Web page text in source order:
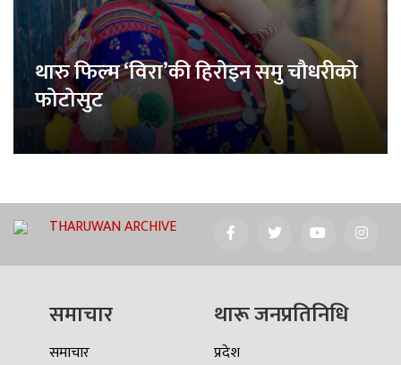
थारु फिल्म ‘विरा’की हिरोइन समु चौधरीको
फोटोसुट
THARUWAN ARCHIVE
समाचार
समाचार
थारू जनप्रतिनिधि
प्रदेश